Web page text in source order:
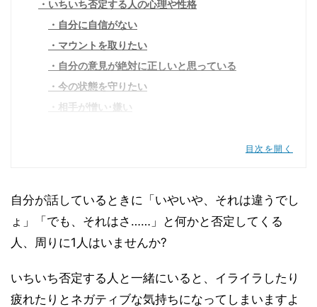
いちいち否定する人の心理や性格
自分に自信がない
マウントを取りたい
自分の意見が絶対に正しいと思っている
今の状態を守りたい
相手が憎い･嫌い
相手の考えを聞く
距離を置く
周りと団結する
いちいち否定する人の心理はさまざま
目次を開く
自分が話しているときに「いやいや、それは違うでし
ょ」「でも、それはさ……」と何かと否定してくる
人、周りに1人はいませんか?
いちいち否定する人と一緒にいると、イライラしたり
疲れたりとネガティブな気持ちになってしまいますよ